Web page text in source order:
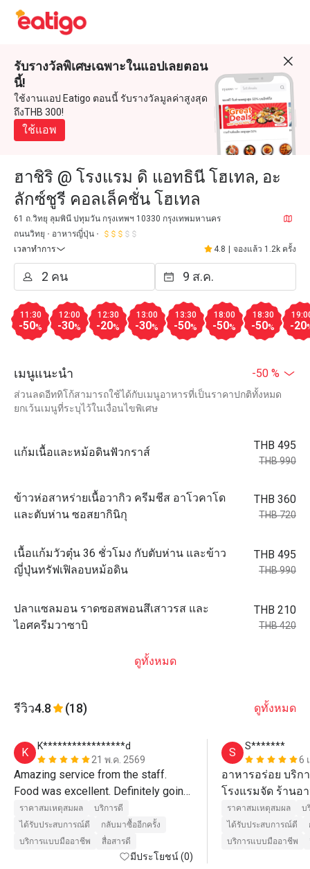
รับรางวัลพิเศษเฉพาะในแอปเลยตอน
นี้!
ใช้งานแอป Eatigo ตอนนี้ รับรางวัลมูลค่าสูงสุด
ถึงTHB 300!
ใช้แอพ
ฮาชิริ @ โรงแรม ดิ แอทธินี โฮเทล, อะ
ลักซ์ชูรี คอลเล็คชั่น โฮเทล
61 ถ.วิทยุ ลุมพินี ปทุมวัน กรุงเทพฯ 10330 กรุงเทพมหานคร
ถนนวิทยุ
อาหารญี่ปุ่น
เวลาทำการ
4.8 จองแล้ว 1.2k ครั้ง
11:30
-50%
12:00
-30%
12:30
-20%
13:00
-30%
13:30
-50%
18:00
-50%
18:30
-50% -20
เมนูแนะนำ -50 %
ส่วนลดอีททิโก้สามารถใช้ได้กับเมนูอาหารที่เป็นราคาปกติทั้งหมด
ยกเว้นเมนูที่ระบุไว้ในเงื่อนไขพิเศษ
แก้มเนื้อและหม้อดินฟัวกราส์
THB 495
THB 990
ข้าวห่อสาหร่ายเนื้อวากิว ครีมชีส อาโวคาโด
และตับห่าน ซอสยากินิกุ
THB 360
THB 720
เนื้อแก้มวัวตุ๋น 36 ชั่วโมง กับตับห่าน และข้าว
ญี่ปุ่นทรัฟเฟิลอบหม้อดิน
THB 495
THB 990
ปลาแซลมอน ราดซอสพอนสึเสาวรส และ
ไอศครีมวาซาบิ
THB 210
THB 420
ดูทั้งหมด
รีวิว4.8 (18) ดูทั้งหมด
K
K*****************d
21 พ.ค. 2569
Amazing service from the staff.
Food was excellent. Definitely going
back!
ราคาสมเหตุสมผล
บริการดี
ได้รับประสบการณ์ดี
กลับมาซื้ออีกครั้ง
บริการแบบมืออาชีพ
สื่อสารดี
มีประโยชน์ (0)
S
S*******
6
อาหารอร่อย บริก
โรงแรมจัด ร้านอ
ก้อน
ราคาสมเหตุสมผล
บ
ได้รับประสบการณ์ดี
บริการแบบมืออาชีพ